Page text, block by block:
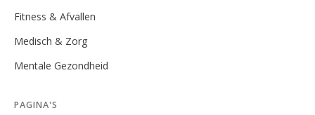
Fitness & Afvallen
Medisch & Zorg
Mentale Gezondheid
PAGINA'S